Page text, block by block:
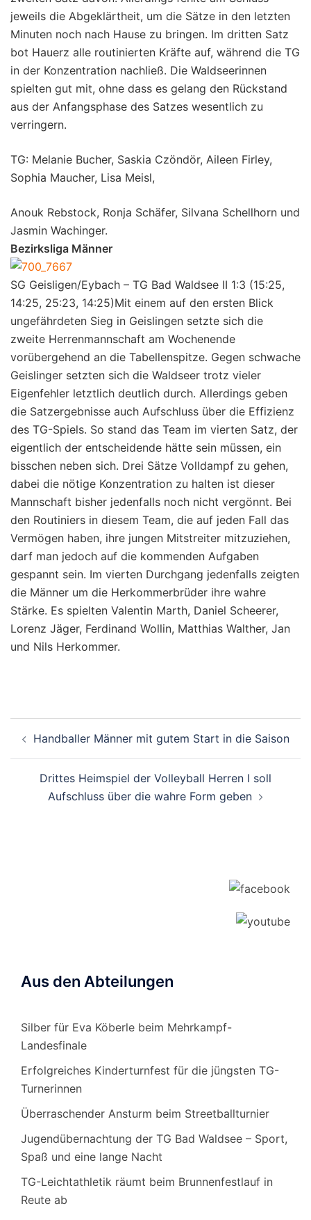
jeweils die Abgeklärtheit, um die Sätze in den letzten
Minuten noch nach Hause zu bringen. Im dritten Satz
bot Hauerz alle routinierten Kräfte auf, während die TG
in der Konzentration nachließ. Die Waldseerinnen
spielten gut mit, ohne dass es gelang den Rückstand
aus der Anfangsphase des Satzes wesentlich zu
verringern.
TG: Melanie Bucher, Saskia Czöndör, Aileen Firley,
Sophia Maucher, Lisa Meisl,
Anouk Rebstock, Ronja Schäfer, Silvana Schellhorn und
Jasmin Wachinger.
Bezirksliga Männer
SG Geisligen/Eybach – TG Bad Waldsee II 1:3 (15:25,
14:25, 25:23, 14:25)Mit einem auf den ersten Blick
ungefährdeten Sieg in Geislingen setzte sich die
zweite Herrenmannschaft am Wochenende
vorübergehend an die Tabellenspitze. Gegen schwache
Geislinger setzten sich die Waldseer trotz vieler
Eigenfehler letztlich deutlich durch. Allerdings geben
die Satzergebnisse auch Aufschluss über die Effizienz
des TG-Spiels. So stand das Team im vierten Satz, der
eigentlich der entscheidende hätte sein müssen, ein
bisschen neben sich. Drei Sätze Volldampf zu gehen,
dabei die nötige Konzentration zu halten ist dieser
Mannschaft bisher jedenfalls noch nicht vergönnt. Bei
den Routiniers in diesem Team, die auf jeden Fall das
Vermögen haben, ihre jungen Mitstreiter mitzuziehen,
darf man jedoch auf die kommenden Aufgaben
gespannt sein. Im vierten Durchgang jedenfalls zeigten
die Männer um die Herkommerbrüder ihre wahre
Stärke. Es spielten Valentin Marth, Daniel Scheerer,
Lorenz Jäger, Ferdinand Wollin, Matthias Walther, Jan
und Nils Herkommer.
Handballer Männer mit gutem Start in die Saison
Drittes Heimspiel der Volleyball Herren I soll
Aufschluss über die wahre Form geben
Aus den Abteilungen
Silber für Eva Köberle beim Mehrkampf-
Landesfinale
Erfolgreiches Kinderturnfest für die jüngsten TG-
Turnerinnen
Überraschender Ansturm beim Streetballturnier
Jugendübernachtung der TG Bad Waldsee – Sport,
Spaß und eine lange Nacht
TG-Leichtathletik räumt beim Brunnenfestlauf in
Reute ab